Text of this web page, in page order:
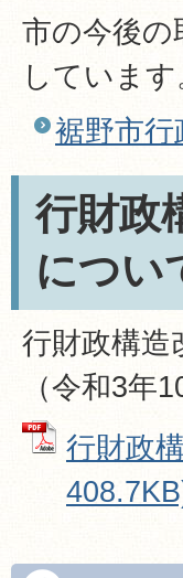
市の今後の
しています
裾野市
行財政
につい
行財政構造
（令和3年
行財政